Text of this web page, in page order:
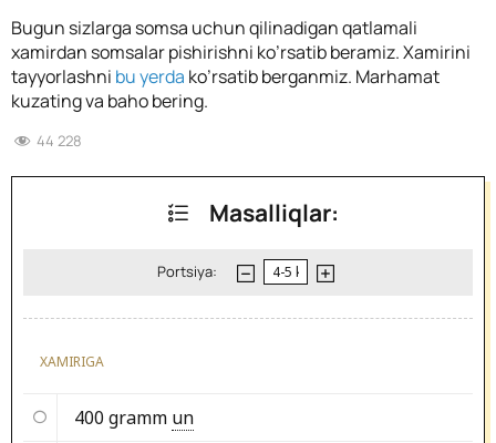
Bugun sizlarga somsa uchun qilinadigan qatlamali
xamirdan somsalar pishirishni ko’rsatib beramiz. Xamirini
tayyorlashni bu yerda ko’rsatib berganmiz. Marhamat
kuzating va baho bering.
44 228
Masalliqlar:
Portsiya:
XAMIRIGA
400 gramm un